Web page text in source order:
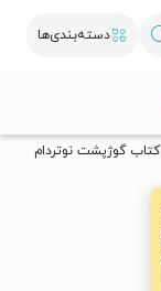
دسته‌بندی‌ها
کتاب گوژپشت نوتردام